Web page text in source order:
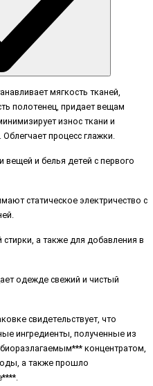
мягкость тканей,
полотенец, придает вещам
износ ткани и
процесс глажки.
вещей и белья детей с первого
статическое электричество с
а также для добавления в
одежде свежий и чистый
свидетельствует, что
ингредиенты, полученные из
концентратом,
а также прошло